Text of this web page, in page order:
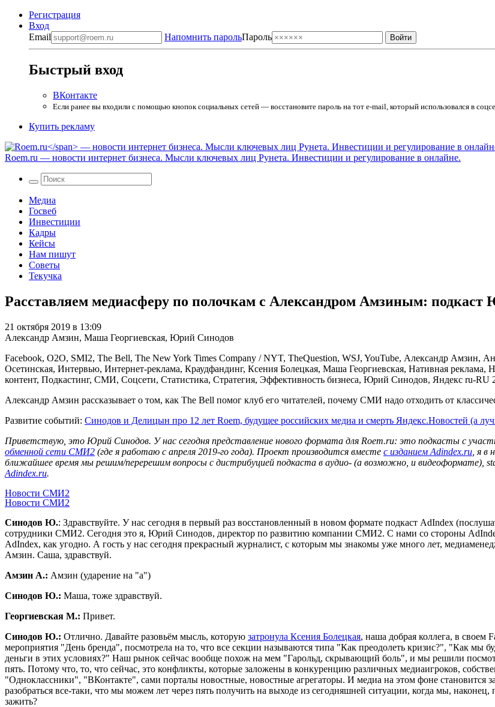
Регистрация
Вход
Email
Напомнить парольПароль
Быстрый вход
ВКонтакте
Если ранее вы входили с помощью кнопок социальных сетей — восстановите пароль на тот e-mail, который использовался в
Купить рекламу
Roem.ru — новости интернет бизнеса. Мысли ключевых лиц Рунета. Инвестиции и регулирование в онлайне.
Медиа
Госвеб
Инвестиции
Кадры
Кейсы
Нам пишут
Советы
Текучка
Расставляем медиасферу по полочкам с Александром Амзиным:
21 октября 2019 в 13:09
Александр Амзин, Маша Георгиевская, Юрий Синодов
Facebook, O2O, SMI2, The Bell, The New York Times Company / NYT, TheQuestion, WSJ, YouTube, Александр Амзин,
Осетинская, Интервью, Интернет-реклама, Краудфандинг, Ксения Болецкая, Маша Георгиевская, Нативная
контент, Подкастинг, СМИ, Соцсети, Статистика, Стратегия, Эффективность бизнеса, Юрий Синодов, Яндекс ru-RU
Александр Амзин рассказывает о том, как The Bell помог клуб его читателей, почему СМИ надо отходить от
Развитие событий: Синодов и Делицын про 12 лет Roem, будущее российских медиа и смерть Яндекс.Новостей (а
Приветствую, это Юрий Синодов. У нас сегодня представление нового формата для Roem.ru: это подкасты с
обменной сети СМИ2 (где я работаю с апреля 2019-го года). Проект производится вместе с изданием Adindex.ru , я
ближайшее время мы решим/перерешим вопросы с дистрибуцией подкаста в аудио- (а возможно, и видеоформате),
Adindex.ru.
Новости СМИ2
Новости СМИ2
Синодов Ю.: Здравствуйте. У нас сегодня в первый раз восстановленный в новом формате подкаст AdIndex
сотрудники СМИ2. Сегодня это я, Юрий Синодов, директор по развитию компании СМИ2. С нами со стороны
AdIndex, как угодно. А гость у нас сегодня прекрасный журналист, с которым мы знакомы уже много лет,
Амзин. Саша, здравствуй.
Амзин А.: Амзин (ударение на "а")
Синодов Ю.: Маша, тоже здравствуй.
Георгиевская М.: Привет.
Синодов Ю.: Отлично. Давайте разовьём мысль, которую затронула Ксения Болецкая, наша добрая коллега, в своем
мероприятия "День бренда", посмотрела на то, что все секции называются типа "Как преодолеть кризис?", "Как мы
деньги в этих условиях?" Наш рынок сейчас вообще похож на мем "Гарольд, скрывающий боль", и мы решили
пять. Потому что, то, что сейчас, это конфликты, которые заложены в конкуренцию различных медиаигроков,
"Одноклассники", "ВКонтакте", сами порталы новостные, новостные агрегаторы. И медиа на этом фоне
разобраться все-таки, что мы можем лет через пять получить на выходе из сегодняшней ситуации, когда мы,
зажить?